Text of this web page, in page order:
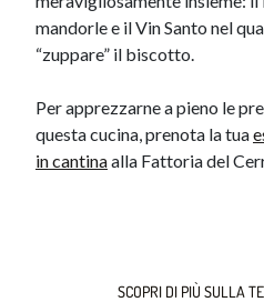
mandorle e il Vin Santo nel
“zuppare” il biscotto.
Per apprezzarne a pieno le
questa cucina, prenota la tua
in cantinaalla Fattoria del
SCOPRI DI PIÙ SULLA